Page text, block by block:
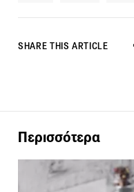
SHARE THIS ARTICLE
Περισσότερα